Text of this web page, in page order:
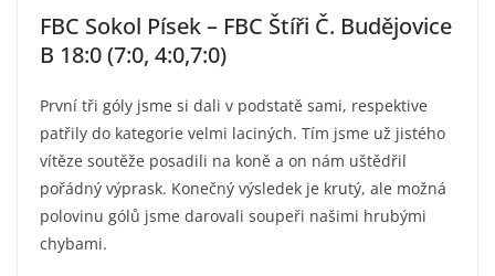
FBC Sokol Písek – FBC Štíři Č. Budějovice
B 18:0 (7:0, 4:0,7:0)
První tři góly jsme si dali v podstatě sami, respektive
patřily do kategorie velmi laciných. Tím jsme už jistého
vítěze soutěže posadili na koně a on nám uštědřil
pořádný výprask. Konečný výsledek je krutý, ale možná
polovinu gólů jsme darovali soupeři našimi hrubými
chybami.